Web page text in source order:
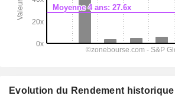
Evolution du Rendement historique